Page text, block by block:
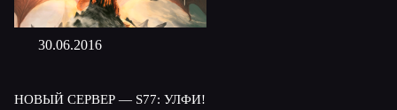
30.06.2016
НОВЫЙ СЕРВЕР — S77: УЛФИ!